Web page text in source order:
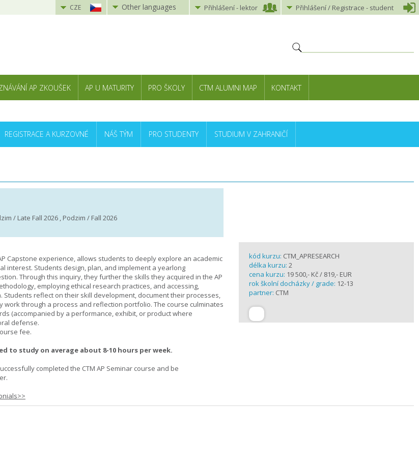
CZE Other languages Přihlášení- lektor Přihlášení/ Registrace - student
AP ZKOUŠEK AP U MATURITY PRO ŠKOLY CTM ALUMNI MAP KONTAKT
REGISTRACE A KURZOVNÉ NÁŠ TÝM PRO STUDENTY STUDIUM V ZAHRANIČÍ
/ Late Fall 2026 , Podzim / Fall 2026
Capstone experience, allows students to deeply explore an academic
interest. Students design, plan, and implement a yearlong
Through this inquiry, they further the skills they acquired in the AP
employing ethical research practices, and accessing,
reflect on their skill development, document their processes,
through a process and reflection portfolio. The course culminates
(accompanied by a performance, exhibit, or product where
defense.
fee.
to study on average about 8-10 hours per week.
completed the CTM AP Seminar course and be
kód kurzu: CTM_APRESEARCH
délka kurzu: 2
cena kurzu: 19 500,- Kč / 819,- EUR
rok školní docházky / grade: 12-13
partner: CTM